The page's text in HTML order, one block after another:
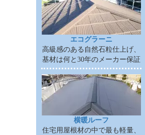
エコグラーニ
高級感のある自然石粒仕上げ、
基材は何と30年のメーカー保証
横暖ルーフ
住宅用屋根材の中で最も軽量、